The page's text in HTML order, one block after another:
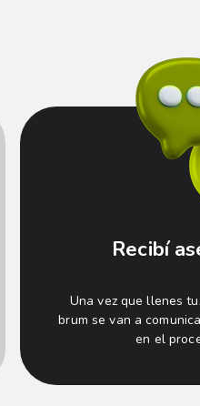
Recibí
Una vez que llenes
brum se van a
en el